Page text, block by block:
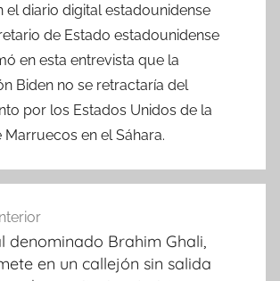
el diario digital estadounidense
de Estado estadounidense
en esta entrevista que la
Biden no se retractaría del
por los Estados Unidos de la
en el Sáhara.
denominado Brahim Ghali,
en un callejón sin salida